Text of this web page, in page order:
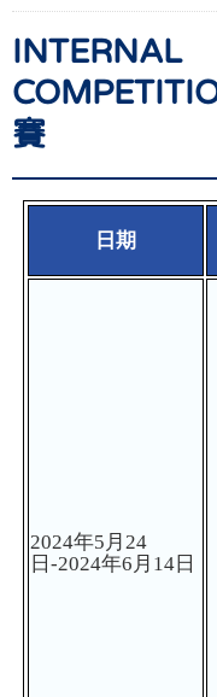
INTERNAL
賽
日期
2024年5月24
日-2024年6月14日